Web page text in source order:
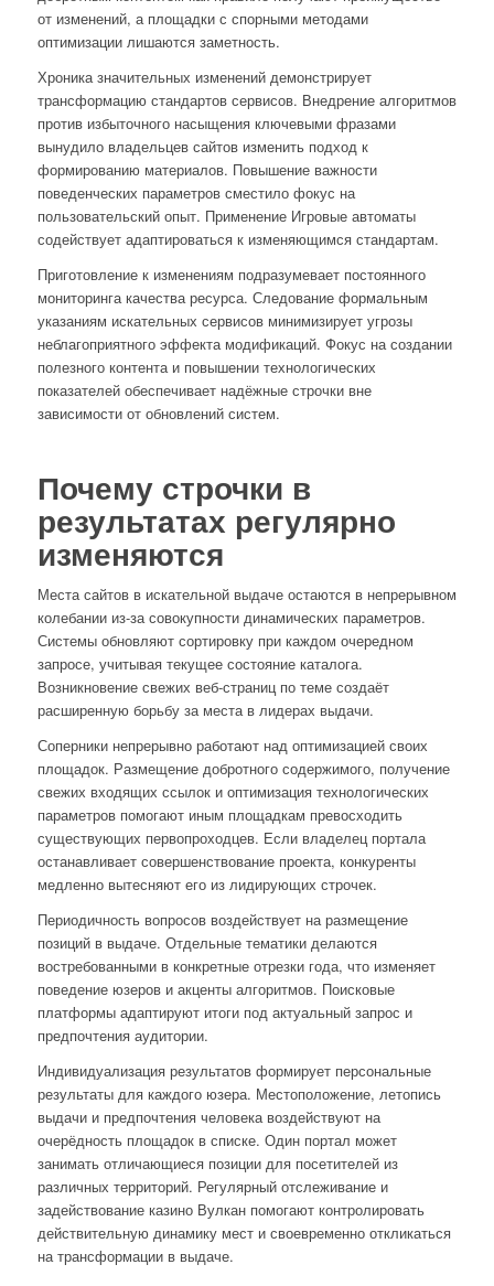
от изменений, а площадки с спорными методами
оптимизации лишаются заметность.
Хроника значительных изменений демонстрирует
трансформацию стандартов сервисов. Внедрение алгоритмов
против избыточного насыщения ключевыми фразами
вынудило владельцев сайтов изменить подход к
формированию материалов. Повышение важности
поведенческих параметров сместило фокус на
пользовательский опыт. Применение Игровые автоматы
содействует адаптироваться к изменяющимся стандартам.
Приготовление к изменениям подразумевает постоянного
мониторинга качества ресурса. Следование формальным
указаниям искательных сервисов минимизирует угрозы
неблагоприятного эффекта модификаций. Фокус на создании
полезного контента и повышении технологических
показателей обеспечивает надёжные строчки вне
зависимости от обновлений систем.
Почему строчки в
результатах регулярно
изменяются
Места сайтов в искательной выдаче остаются в непрерывном
колебании из-за совокупности динамических параметров.
Системы обновляют сортировку при каждом очередном
запросе, учитывая текущее состояние каталога.
Возникновение свежих веб-страниц по теме создаёт
расширенную борьбу за места в лидерах выдачи.
Соперники непрерывно работают над оптимизацией своих
площадок. Размещение добротного содержимого, получение
свежих входящих ссылок и оптимизация технологических
параметров помогают иным площадкам превосходить
существующих первопроходцев. Если владелец портала
останавливает совершенствование проекта, конкуренты
медленно вытесняют его из лидирующих строчек.
Периодичность вопросов воздействует на размещение
позиций в выдаче. Отдельные тематики делаются
востребованными в конкретные отрезки года, что изменяет
поведение юзеров и акценты алгоритмов. Поисковые
платформы адаптируют итоги под актуальный запрос и
предпочтения аудитории.
Индивидуализация результатов формирует персональные
результаты для каждого юзера. Местоположение, летопись
выдачи и предпочтения человека воздействуют на
очерёдность площадок в списке. Один портал может
занимать отличающиеся позиции для посетителей из
различных территорий. Регулярный отслеживание и
задействование казино Вулкан помогают контролировать
действительную динамику мест и своевременно откликаться
на трансформации в выдаче.